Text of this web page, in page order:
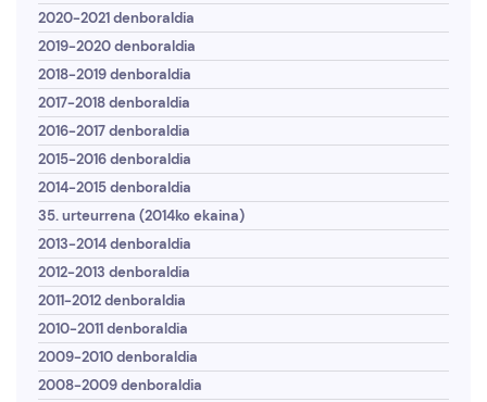
2020-2021 denboraldia
2019-2020 denboraldia
2018-2019 denboraldia
2017-2018 denboraldia
2016-2017 denboraldia
2015-2016 denboraldia
2014-2015 denboraldia
35. urteurrena (2014ko ekaina)
2013-2014 denboraldia
2012-2013 denboraldia
2011-2012 denboraldia
2010-2011 denboraldia
2009-2010 denboraldia
2008-2009 denboraldia